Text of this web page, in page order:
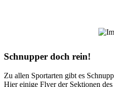
Schnupper doch rein!
Zu allen Sportarten gibt es
Hier einige Flyer der Sektionen